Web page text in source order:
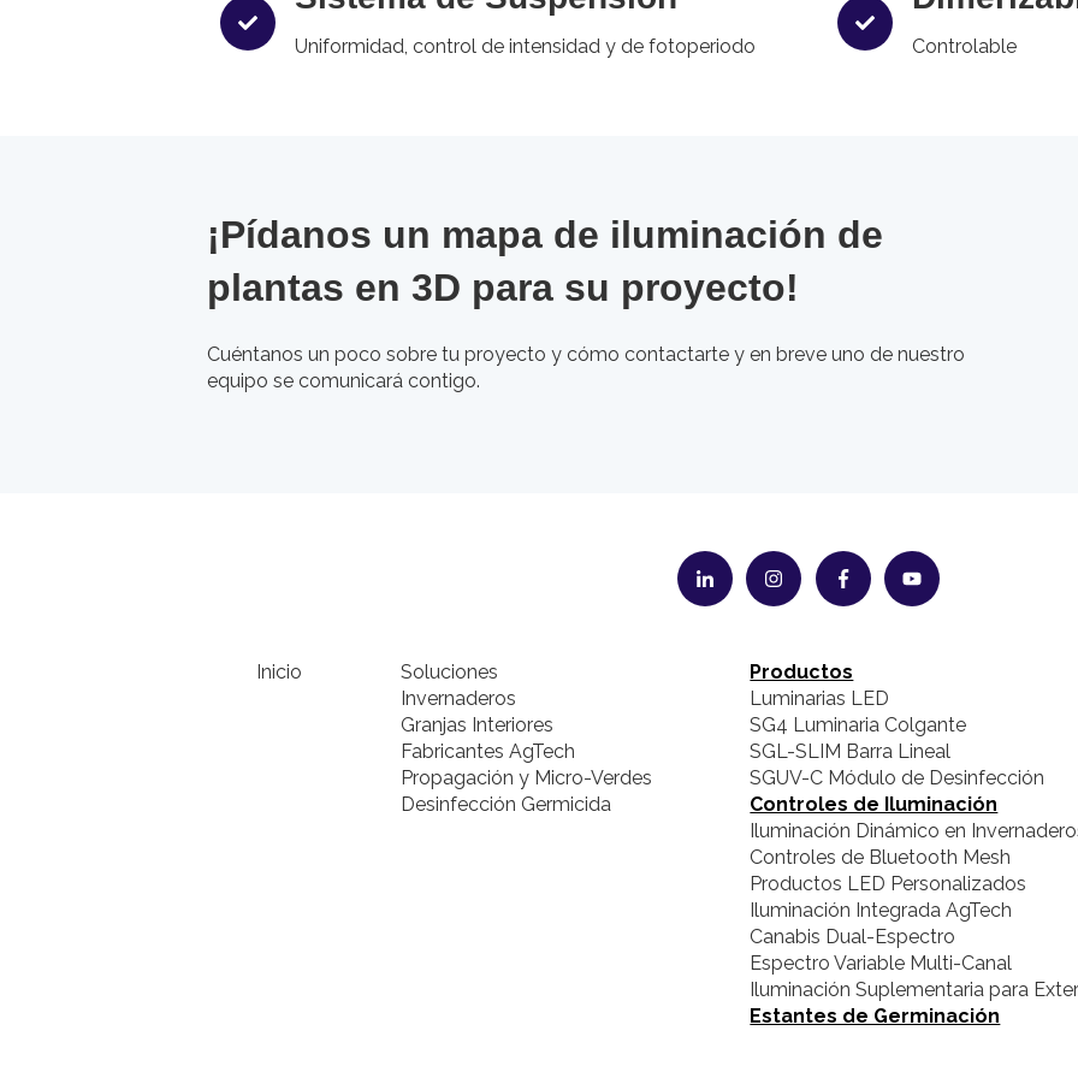
Uniformidad, control de intensidad y de fotoperiodo Controlable
¡Pídanos un mapa de iluminación de
plantas en 3D para su proyecto!
Cuéntanos un poco sobre tu proyecto y cómo contactarte y en breve uno de nuestro
equipo se comunicará contigo.
Inicio
Soluciones
Invernaderos
Granjas Interiores
Fabricantes AgTech
Propagación y Micro-Verdes
Desinfección Germicida
Productos
Luminarias LED
SG4 Luminaria Colgante
SGL-SLIM Barra Lineal
SGUV-C Módulo de Desinfección
Controles de Iluminación
Iluminación Dinámico en
Controles de Bluetooth Mesh
Productos LED Personalizados
Iluminación Integrada AgTech
Canabis Dual-Espectro
Espectro Variable Multi-Canal
Iluminación Suplementaria para
Estantes de Germinación